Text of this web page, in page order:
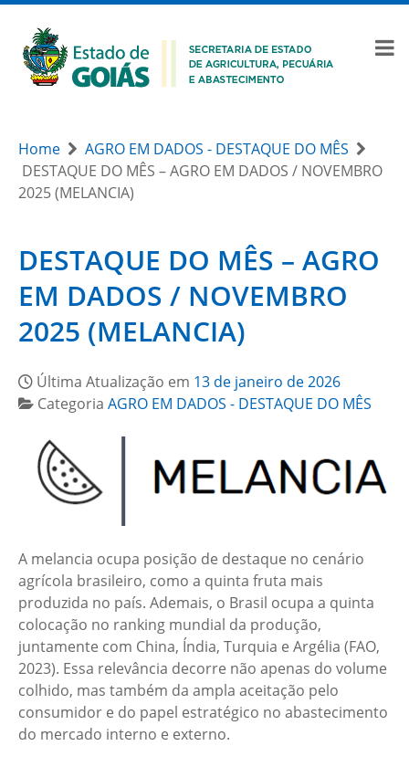
Home
AGRO EM DADOS - DESTAQUE DO MÊS
DESTAQUE DO MÊS – AGRO EM DADOS / NOVEMBRO
2025 (MELANCIA)
DESTAQUE DO MÊS – AGRO
EM DADOS / NOVEMBRO
2025 (MELANCIA)
Última Atualização em 13 de janeiro de 2026
Categoria AGRO EM DADOS - DESTAQUE DO MÊS
A melancia ocupa posição de destaque no cenário
agrícola brasileiro, como a quinta fruta mais
produzida no país. Ademais, o Brasil ocupa a quinta
colocação no ranking mundial da produção,
juntamente com China, Índia, Turquia e Argélia (FAO,
2023). Essa relevância decorre não apenas do volume
colhido, mas também da ampla aceitação pelo
consumidor e do papel estratégico no abastecimento
do mercado interno e externo.